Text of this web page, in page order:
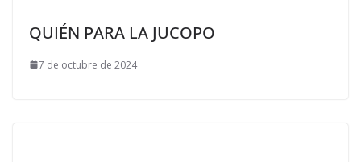
QUIÉN PARA LA JUCOPO
7 de octubre de 2024